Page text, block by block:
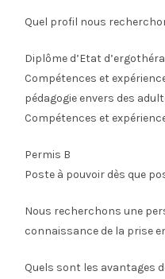
Quel profil nous
Diplôme d’Etat
Compétences et
pédagogie envers des
Compétences et
Permis B
Poste à pouvoir dès que
Nous recherchons une
connaissance de la prise
Quels sont les avantages